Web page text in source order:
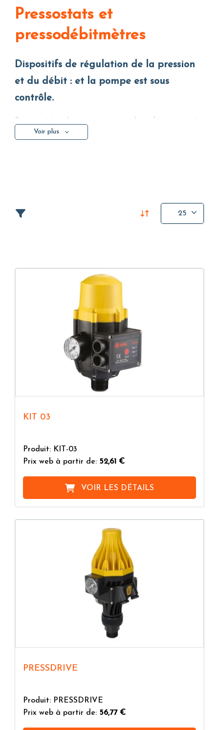
Pressostats et
pressodébitmètres
Dispositifs de régulation de la pression
et du débit : et la pompe est sous
contrôle.
Pour protéger les pompes contre le redémarrage à
sec ou pour réguler leur fonctionnement en fonction
composants pour garantir une fiabilité et une
Voir plus
25
KIT 03
Produit: KIT-03
Prix web à partir de: 52,61 €
VOIR LES DÉTAILS
PRESSDRIVE
Produit: PRESSDRIVE
Prix web à partir de: 56,77 €